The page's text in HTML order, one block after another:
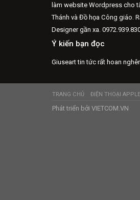
làm website Wordpress cho
Thánh và Đồ họa Công giáo.
Designer gần xa.
Ý kiến bạn đọc
Giuseart tin tức rất hoan
TRANG CHỦ ĐIỆN THOẠI APPLE
Phát triển bởi VIETCOM.VN